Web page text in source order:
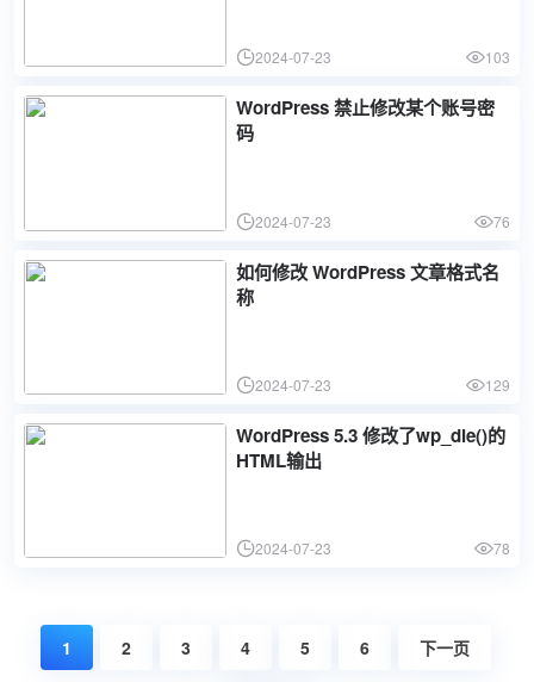
2024-07-23 103
WordPress 禁止修改某个账号密
码
2024-07-23 76
如何修改 WordPress 文章格式名
称
2024-07-23 129
WordPress 5.3 修改了wp_die()的
HTML输出
2024-07-23 78
1 2 3 4 5 6 下一页